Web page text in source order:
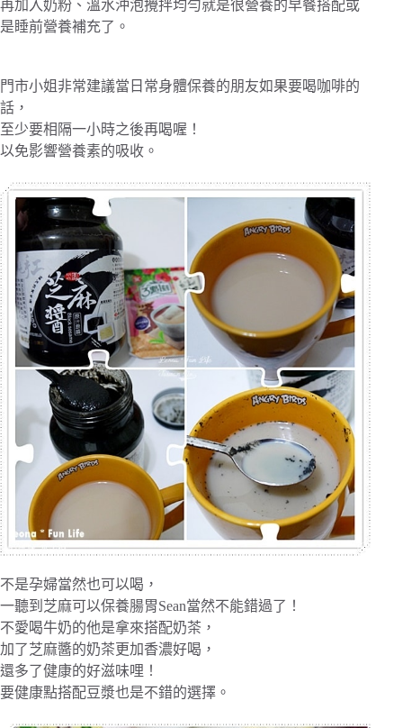
再加入奶粉、溫水沖泡攪拌均勻就是很營養的早餐搭配或
是睡前營養補充了。
門市小姐非常建議當日常身體保養的朋友如果要喝咖啡的
話，
至少要相隔一小時之後再喝喔！
以免影響營養素的吸收。
不是孕婦當然也可以喝，
一聽到芝麻可以保養腸胃Sean當然不能錯過了！
不愛喝牛奶的他是拿來搭配奶茶，
加了芝麻醬的奶茶更加香濃好喝，
還多了健康的好滋味哩！
要健康點搭配豆漿也是不錯的選擇。